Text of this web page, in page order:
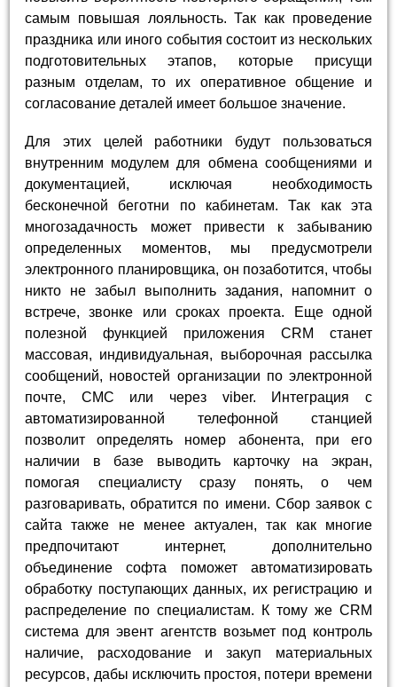
самым повышая лояльность. Так как проведение
праздника или иного события состоит из нескольких
подготовительных этапов, которые присущи
разным отделам, то их оперативное общение и
согласование деталей имеет большое значение.
Для этих целей работники будут пользоваться
внутренним модулем для обмена сообщениями и
документацией, исключая необходимость
бесконечной беготни по кабинетам. Так как эта
многозадачность может привести к забыванию
определенных моментов, мы предусмотрели
электронного планировщика, он позаботится, чтобы
никто не забыл выполнить задания, напомнит о
встрече, звонке или сроках проекта. Еще одной
полезной функцией приложения CRM станет
массовая, индивидуальная, выборочная рассылка
сообщений, новостей организации по электронной
почте, СМС или через viber. Интеграция с
автоматизированной телефонной станцией
позволит определять номер абонента, при его
наличии в базе выводить карточку на экран,
помогая специалисту сразу понять, о чем
разговаривать, обратится по имени. Сбор заявок с
сайта также не менее актуален, так как многие
предпочитают интернет, дополнительно
объединение софта поможет автоматизировать
обработку поступающих данных, их регистрацию и
распределение по специалистам. К тому же CRM
система для эвент агентств возьмет под контроль
наличие, расходование и закуп материальных
ресурсов, дабы исключить простоя, потери времени